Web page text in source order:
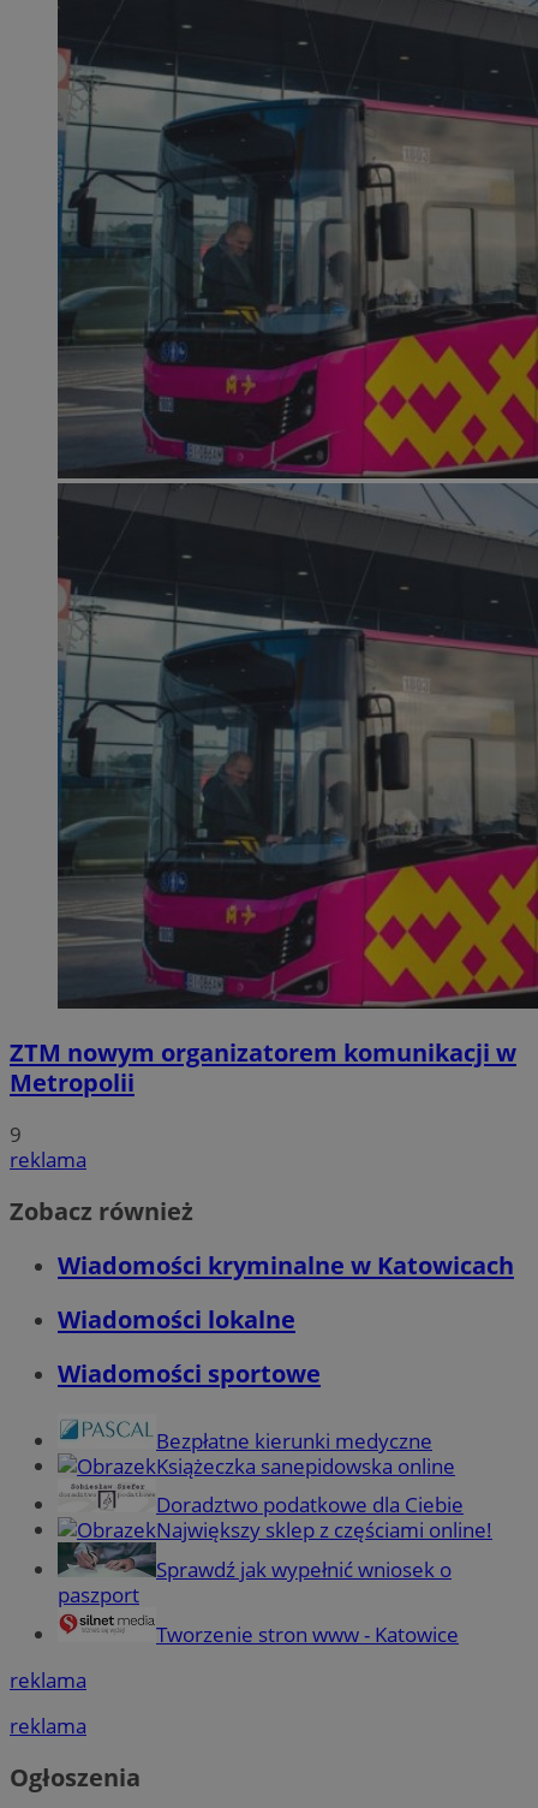
ZTM nowym organizatorem komunikacji w
Metropolii
9
reklama
Zobacz również
Wiadomości kryminalne w Katowicach
Wiadomości lokalne
Wiadomości sportowe
Bezpłatne kierunki medyczne
Książeczka sanepidowska online
Doradztwo podatkowe dla Ciebie
Największy sklep z częściami online!
Sprawdź jak wypełnić wniosek o
paszport
Tworzenie stron www - Katowice
reklama
reklama
Ogłoszenia